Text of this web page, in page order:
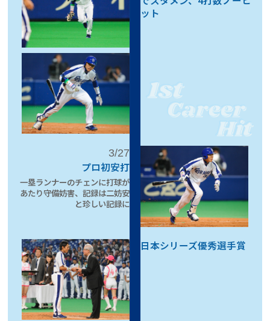
ット
3/27
プロ初安打
一塁ランナーのチェンに打球が
あたり守備妨害、記録は二妨安
と珍しい記録に
日本シリーズ優秀選手賞